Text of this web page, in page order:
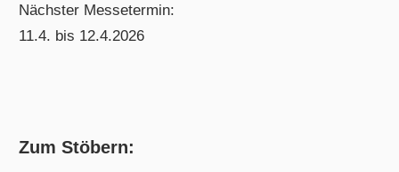
Nächster Messetermin:
11.4. bis 12.4.2026
Zum Stöbern: